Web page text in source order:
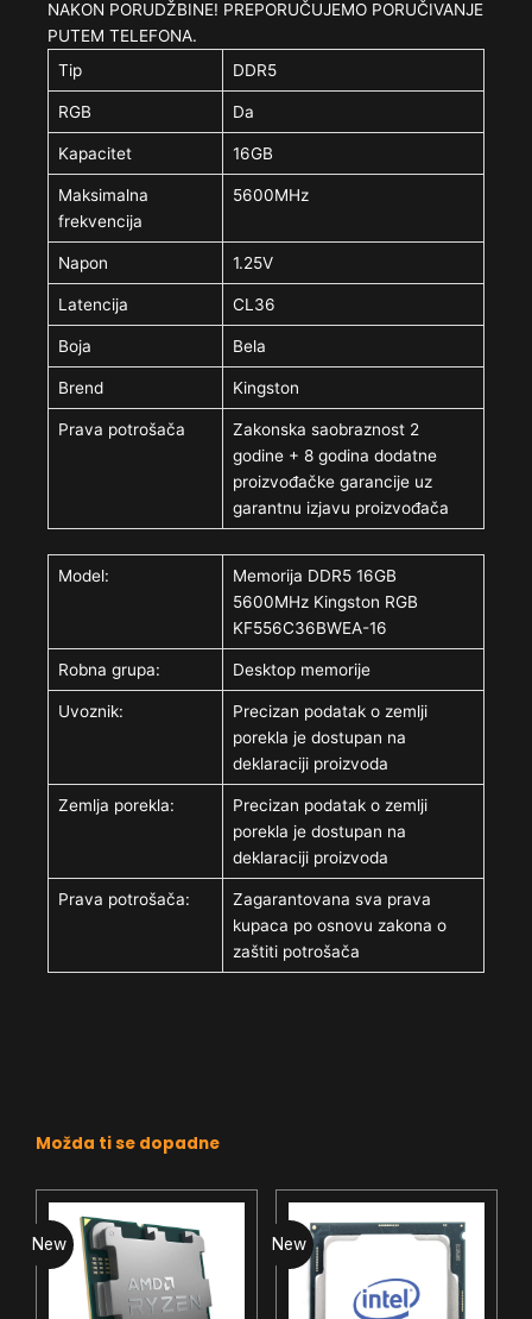
NAKON PORUDŽBINE! PREPORUČUJEMO PORUČIVANJE
PUTEM TELEFONA.
Tip
DDR5
RGB Da
Kapacitet 16GB
Maksimalna
frekvencija
5600MHz
Napon 1.25V
Latencija CL36
Boja Bela
Brend Kingston
Prava potrošača
Zakonska saobraznost 2
godine + 8 godina dodatne
proizvođačke garancije uz
garantnu izjavu proizvođača
Model:
Memorija DDR5 16GB
5600MHz Kingston RGB
KF556C36BWEA-16
Robna grupa: Desktop memorije
Uvoznik:
Precizan podatak o zemlji
porekla je dostupan na
deklaraciji proizvoda
Zemlja porekla:
Precizan podatak o zemlji
porekla je dostupan na
deklaraciji proizvoda
Prava potrošača:
Zagarantovana sva prava
kupaca po osnovu zakona o
zaštiti potrošača
Možda ti se dopadne
New New